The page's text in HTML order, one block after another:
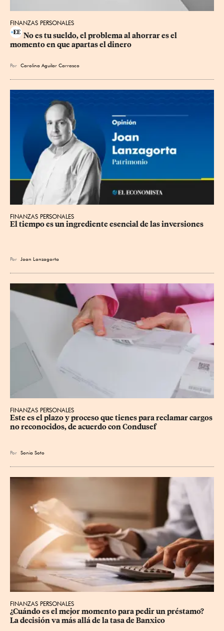
FINANZAS PERSONALES
No es tu sueldo, el problema al ahorrar es el
momento en que apartas el dinero
Por Carolina Aguilar Carrasco
FINANZAS PERSONALES
El tiempo es un ingrediente esencial de las inversiones
Por Joan Lanzagorta
FINANZAS PERSONALES
Este es el plazo y proceso que tienes para reclamar cargos
no reconocidos, de acuerdo con Condusef
Por Sonia Soto
FINANZAS PERSONALES
¿Cuándo es el mejor momento para pedir un préstamo?
La decisión va más allá de la tasa de Banxico